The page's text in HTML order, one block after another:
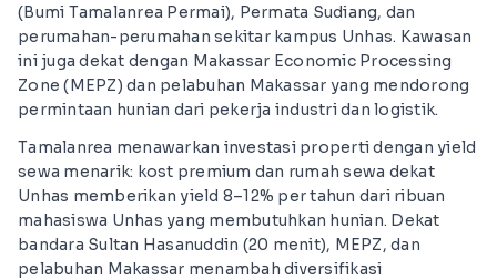
(Bumi Tamalanrea Permai), Permata Sudiang, dan
perumahan-perumahan sekitar kampus Unhas. Kawasan
ini juga dekat dengan Makassar Economic Processing
Zone (MEPZ) dan pelabuhan Makassar yang mendorong
permintaan hunian dari pekerja industri dan logistik.
Tamalanrea menawarkan investasi properti dengan yield
sewa menarik: kost premium dan rumah sewa dekat
Unhas memberikan yield 8–12% per tahun dari ribuan
mahasiswa Unhas yang membutuhkan hunian. Dekat
bandara Sultan Hasanuddin (20 menit), MEPZ, dan
pelabuhan Makassar menambah diversifikasi